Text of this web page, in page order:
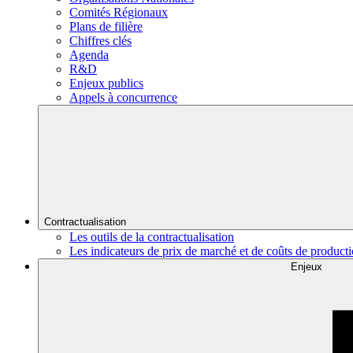
Comités Régionaux
Plans de filière
Chiffres clés
Agenda
R&D
Enjeux publics
Appels à concurrence
Contractualisation
Les outils de la contractualisation
Les indicateurs de prix de marché et de coûts de
Enjeux